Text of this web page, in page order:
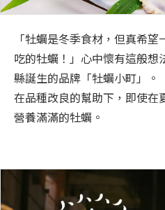
「牡蠣是冬季食材，但真希
吃的牡蠣！」心中懷有這般
縣誕生的品牌「牡蠣小町」。
在品種改良的幫助下，即使在
營養滿滿的牡蠣。